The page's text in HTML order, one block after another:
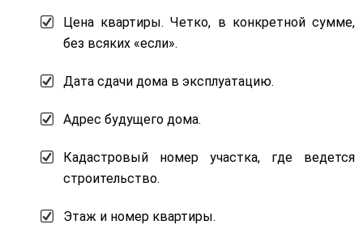
Цена квартиры. Четко, в конкретной сумме,
без всяких «если».
Дата сдачи дома в эксплуатацию.
Адрес будущего дома.
Кадастровый номер участка, где ведется
строительство.
Этаж и номер квартиры.